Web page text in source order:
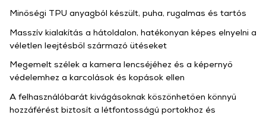
Minőségi TPU anyagból készült, puha, rugalmas és tartós
Masszív kialakítás a hátoldalon, hatékonyan képes elnyelni a
véletlen leejtésből származó ütéseket
Megemelt szélek a kamera lencséjéhez és a képernyő
védelemhez a karcolások és kopások ellen
A felhasználóbarát kivágásoknak köszönhetően könnyű
hozzáférést biztosít a létfontosságú portokhoz és